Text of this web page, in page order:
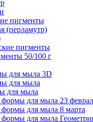
пигменты
(перламутр)
пигменты
50/100 г
для мыла 3D
для мыла
для мыла
для мыла 23
для мыла 8 марта
для мыла